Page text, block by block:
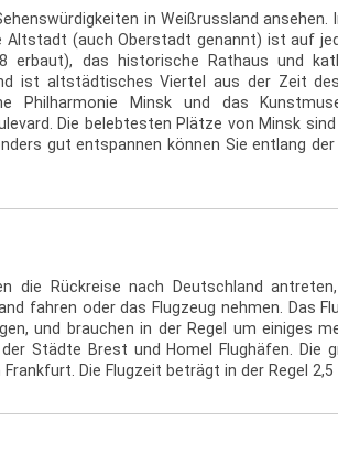
in Weißrussland ansehen.
(auch Oberstadt genannt) ist auf
erbaut), das historische Rathaus und
ist altstädtisches Viertel aus der Zeit
Philharmonie Minsk und das
Die belebtesten Plätze von Minsk
gut entspannen können Sie entlang
die Rückreise nach Deutschland
fahren oder das Flugzeug nehmen. Das
und brauchen in der Regel um einiges
Städte Brest und Homel Flughäfen. Die
Die Flugzeit beträgt in der Regel 2,5